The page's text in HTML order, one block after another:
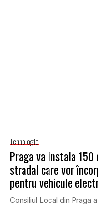
Tehnologie
Praga va instala
stradal care vor
pentru vehicule
Consiliul Local din Praga